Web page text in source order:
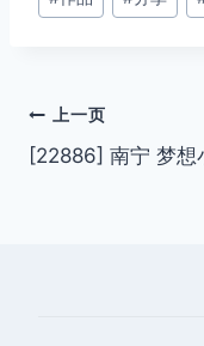
章
文
章
上一页
[22886] 南宁 梦想